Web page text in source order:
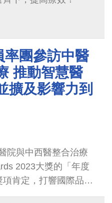
率團參訪中醫
推動智慧醫
擴及影響力到
院與中西醫整合治療
2023大獎的「年度
肯定，打響國際品牌
與汶萊兩國家以外，